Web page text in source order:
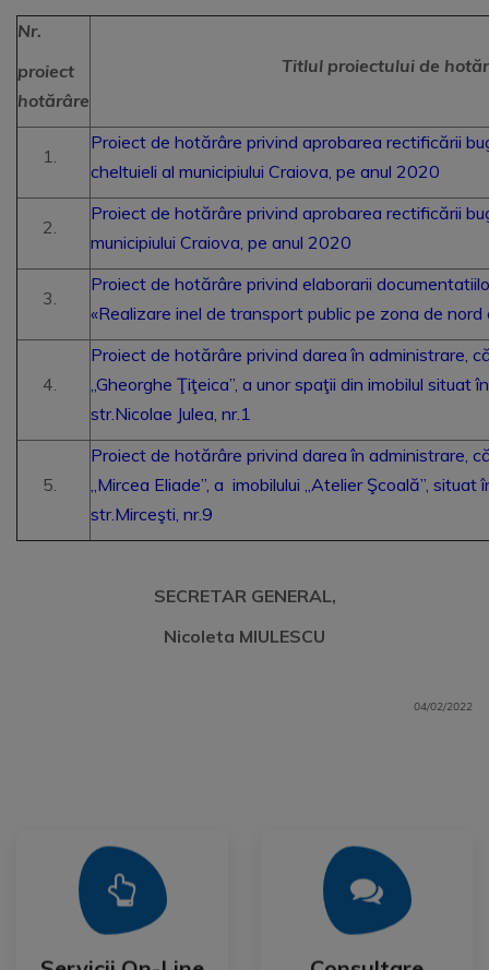
Nr.
proiect
hotărâre
Titlul proiectului de
Proiect de hotărâre privind aprobarea rectificării
cheltuieli al municipiului Craiova, pe anul 2020
Proiect de hotărâre privind aprobarea rectificării
municipiului Craiova, pe anul 2020
Proiect de hotărâre privind elaborarii
«Realizare inel de transport public pe zona de
Proiect de hotărâre privind darea în administrare,
„Gheorghe Ţiţeica”, a unor spaţii din imobilul situat
str.Nicolae Julea, nr.1
Proiect de hotărâre privind darea în administrare,
„Mircea Eliade”, a imobilului „Atelier Şcoală”, situat
str.Mirceşti, nr.9
SECRETAR GENERAL,
Nicoleta MIULESCU
04/02/2022
Mai Mult
Publica
Mai Mult